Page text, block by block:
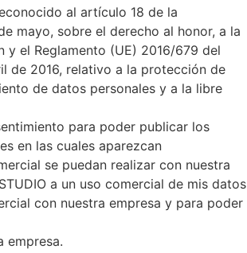
al artículo 18 de la
mayo, sobre el derecho al honor, a la
el Reglamento (UE) 2016/679 del
de 2016, relativo a la protección de
de datos personales y a la libre
para poder publicar los
en las cuales aparezcan
se puedan realizar con nuestra
a un uso comercial de mis datos
con nuestra empresa y para poder
empresa.